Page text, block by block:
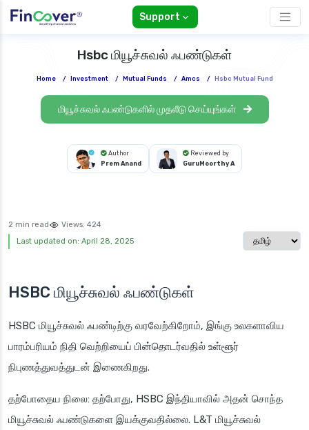
Support
Hsbc மியூச்சுவல் ஃபண்டுகள்
Home / Investment / Mutual Funds / Amcs / Hsbc Mutual Fund
மியூச்சுவல் ஃபண்டுகளில் முதலீடு செய்யுங்கள்
Author
Prem Anand
Reviewed by
GuruMoorthy A
2 min read Views: 424
Last updated on: April 28, 2025
Select
HSBC மியூச்சுவல் ஃபண்டுகள்
HSBC மியூச்சுவல் ஃபண்டிற்கு வரவேற்கிறோம், இங்கு உலகளாவிய
பாரம்பரியம் நிதி வெற்றியைப் பின்தொடர்வதில் உள்ளூர்
நிபுணத்துவத்துடன் இணைகிறது.
தற்போதைய நிலை: தற்போது, HSBC இந்தியாவில் அதன் சொந்த
மியூச்சுவல் ஃபண்டுகளை இயக்குவதில்லை. L&T மியூச்சுவல்